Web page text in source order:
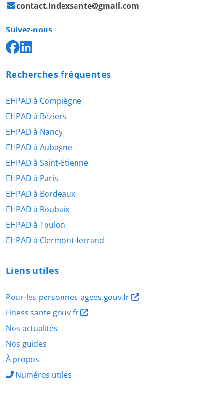
contact.indexsante@gmail.com
Suivez-nous
Recherches fréquentes
EHPAD à Compiègne
EHPAD à Béziers
EHPAD à Nancy
EHPAD à Aubagne
EHPAD à Saint-Étienne
EHPAD à Paris
EHPAD à Bordeaux
EHPAD à Roubaix
EHPAD à Toulon
EHPAD à Clermont-ferrand
Liens utiles
Pour-les-personnes-agees.gouv.fr
Finess.sante.gouv.fr
Nos actualités
Nos guides
À propos
Numéros utiles